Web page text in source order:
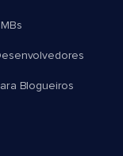
Blogueiros